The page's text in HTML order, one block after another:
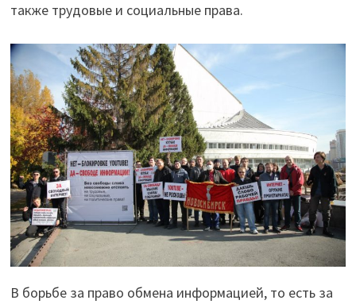
также трудовые и социальные права.
В борьбе за право обмена информацией, то есть за